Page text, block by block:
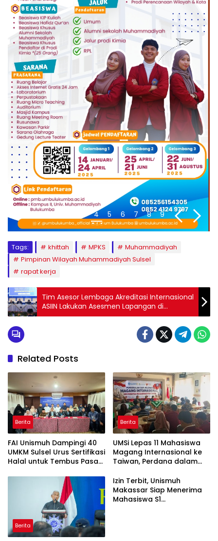
4 5 6 7 8 9
Tags: khittah MPKS
Muhammadiyah
Pimpinan Wilayah Muhammadiyah Sulsel
rapat kerja
Tim Asesor Lembaga Akreditasi Internasional
ASIIN Lakukan Asesmen Lapangan di
Kedokteran Unismuh Makassar
Related Posts
Berita
FAI Unismuh Dampingi 40
UMKM Sulsel Urus Sertifikasi
Halal untuk Tembus Pasar
Berita
UMSi Lepas 11 Mahasiswa
Magang Internasional ke
Taiwan, Perdana dalam
Berita
Izin Terbit, Unismuh
Makassar Siap Menerima
Mahasiswa S1